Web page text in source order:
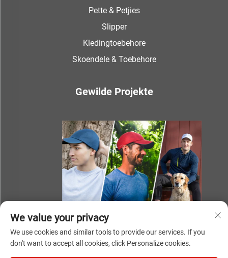
Pette & Petjies
Slipper
Kledingtoebehore
Skoendele & Toebehore
Gewilde Projekte
We value your privacy
We use cookies and similar tools to provide our services. If you
don't want to accept all cookies, click Personalize cookies.